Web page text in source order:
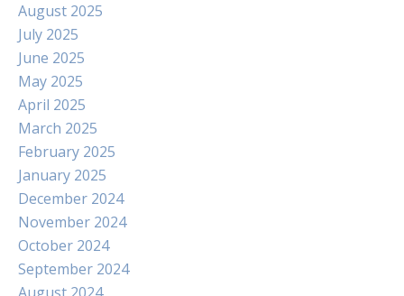
August 2025
July 2025
June 2025
May 2025
April 2025
March 2025
February 2025
January 2025
December 2024
November 2024
October 2024
September 2024